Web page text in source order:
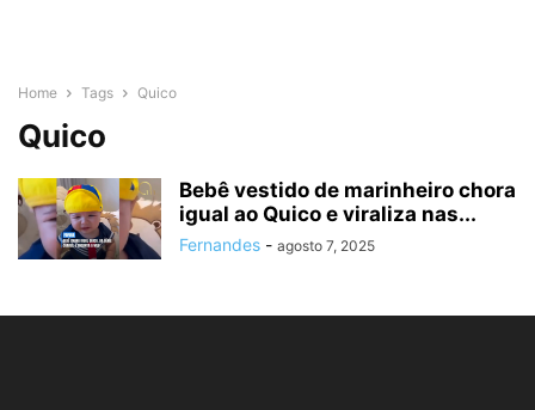
Home Tags Quico
Quico
Bebê vestido de marinheiro chora
igual ao Quico e viraliza nas...
Fernandes - agosto 7, 2025